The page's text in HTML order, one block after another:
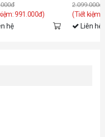
991.000đ)
hệ
2.099.000đ
(Tiết kiệm:
Liên hệ